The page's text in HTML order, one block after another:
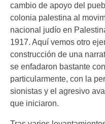
cambio de apoyo del
colonia palestina al
nacional judío en
1917. Aquí vemos otro
construcción de una
se enfadaron bastante
particularmente, con la
sionistas y el agresivo
que iniciaron.